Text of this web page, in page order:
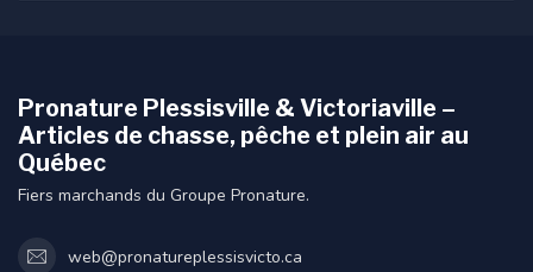
Pronature Plessisville & Victoriaville –
Articles de chasse, pêche et plein air au
Québec
Fiers marchands du Groupe Pronature.
web@pronatureplessisvicto.ca